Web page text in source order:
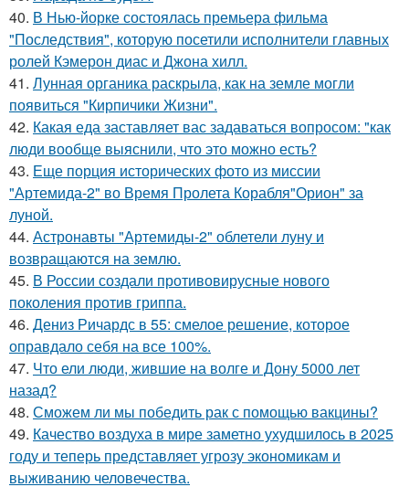
40. В Нью-йорке состоялась премьера фильма
"Последствия", которую посетили исполнители главных
ролей Кэмерон диас и Джона хилл.
41. Лунная органика раскрыла, как на земле могли
появиться "Кирпичики Жизни".
42. Какая еда заставляет вас задаваться вопросом: "как
люди вообще выяснили, что это можно есть?
43. Еще порция исторических фото из миссии
"Артемида-2" во Время Пролета Корабля"Орион" за
луной.
44. Астронавты "Артемиды-2" облетели луну и
возвращаются на землю.
45. В России создали противовирусные нового
поколения против гриппа.
46. Дениз Ричардс в 55: смелое решение, которое
оправдало себя на все 100%.
47. Что ели люди, жившие на волге и Дону 5000 лет
назад?
48. Сможем ли мы победить рак с помощью вакцины?
49. Качество воздуха в мире заметно ухудшилось в 2025
году и теперь представляет угрозу экономикам и
выживанию человечества.